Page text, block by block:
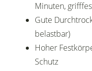
Minuten,
Gute
belastbar)
Hoher
Schutz